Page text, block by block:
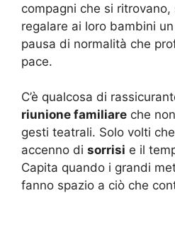
compagni che si
regalare ai loro bambini
pausa di normalità che
pace.
C’è qualcosa di
riunione familiare che
gesti teatrali. Solo volti
accenno di sorrisi e il
Capita quando i grandi
fanno spazio a ciò che